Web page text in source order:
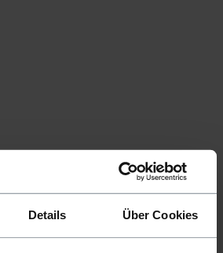
Details Über Cookies